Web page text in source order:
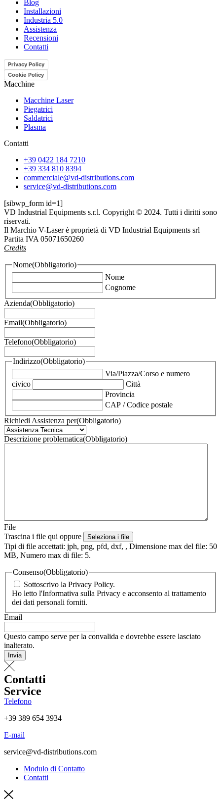
Blog
Installazioni
Industria 5.0
Assistenza
Recensioni
Contatti
Privacy Policy
Cookie Policy
Macchine
Macchine Laser
Piegatrici
Saldatrici
Plasma
Contatti
+39 0422 184 7210
+39 334 810 8394
commerciale@vd-distributions.com
service@vd-distributions.com
[sibwp_form id=1]
VD Industrial Equipments s.r.l. Copyright © 2024. Tutti i diritti sono
riservati.
Il Marchio V-Laser è proprietà di VD Industrial Equipments srl
Partita IVA 05071650260
Credits
Nome(Obbligatorio)
Nome
Cognome
Azienda(Obbligatorio)
Email(Obbligatorio)
Telefono(Obbligatorio)
Indirizzo(Obbligatorio)
Via/Piazza/Corso e numero
civico
Città
Provincia
CAP / Codice postale
Richiedi Assistenza per(Obbligatorio)
Descrizione problematica(Obbligatorio)
File
Trascina i file qui oppure
Seleziona i file
Tipi di file accettati: jph, png, pfd, dxf, , Dimensione max del file: 50
MB, Numero max di file: 5.
Consenso(Obbligatorio)
Sottoscrivo la Privacy Policy.
Ho letto l'Informativa sulla Privacy e acconsento al trattamento
dei dati personali forniti.
Email
Questo campo serve per la convalida e dovrebbe essere lasciato
inalterato.
Contatti
Service
Telefono
+39 389 654 3934
E-mail
service@vd-distributions.com
Modulo di Contatto
Contatti